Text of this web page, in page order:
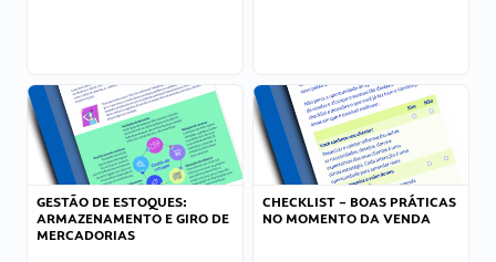
GESTÃO DE ESTOQUES:
ARMAZENAMENTO E GIRO DE
MERCADORIAS
CHECKLIST – BOAS PRÁTICAS
NO MOMENTO DA VENDA